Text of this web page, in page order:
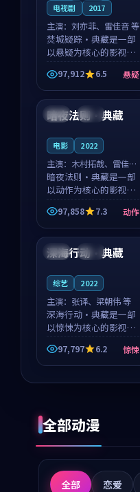
电视剧 2017
主演： 刘亦菲、雷佳音 等
焚城疑踪·典藏是一部
以悬疑为核心的影视作
品，围绕危机、反转与
人物成长展开，整体节
奏紧凑，值得推荐观
看。
97,912 6.5 悬疑
美国 杜比
暗夜法则·典藏
电影 2022
主演： 木村拓哉、雷佳音
等
暗夜法则·典藏是一部
以动作为核心的影视作
品，围绕危机、反转与
人物成长展开，整体节
奏紧凑，值得推荐观
97,858 7.3 动作
日本 热播
深海行动·典藏
综艺 2022
主演： 张译、梁朝伟 等
深海行动·典藏是一部
以惊悚为核心的影视作
品，围绕危机、反转与
人物成长展开，整体节
奏紧凑，值得推荐观
97,797 6.2 惊悚
全部动漫
全部 恋爱